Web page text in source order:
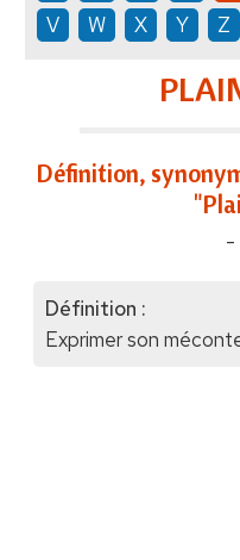
V
W X Y Z
Définition,
-
Définition :
Exprimer son